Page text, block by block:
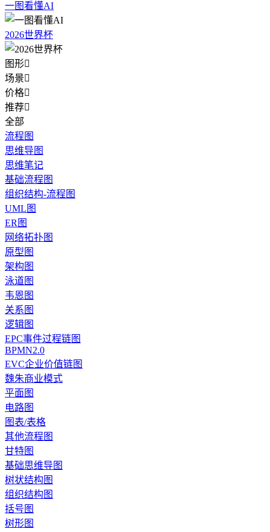
一图看懂AI
2026世界杯
图形
场景
价格
推荐
全部
流程图
思维导图
思维笔记
基础流程图
组织结构-流程图
UML图
ER图
网络拓扑图
原型图
架构图
泳道图
韦恩图
关系图
逻辑图
EPC事件过程链图
BPMN2.0
EVC企业价值链图
魏朱商业模式
平面图
电路图
图表/表格
其他流程图
甘特图
基础思维导图
树状结构图
组织结构图
括号图
树形图